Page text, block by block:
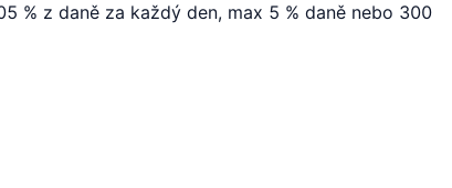
% z daně za každý den, max 5 % daně nebo 300